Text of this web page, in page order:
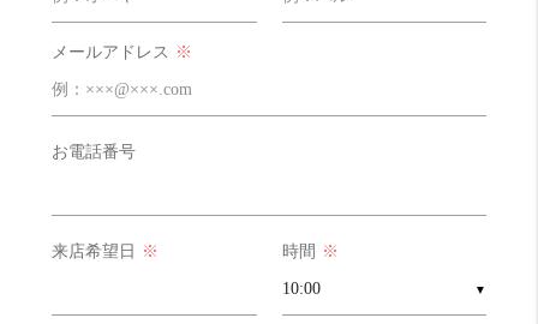
日当たり重視さんは要注意。
お部屋診断
メールアドレス ※
お電話番号
来店希望日 ※ 時間 ※
▼